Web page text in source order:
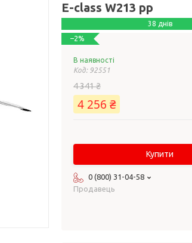
E-сlass W213 рр
38 днів
–2%
В наявності
Код: 92551
4 341 ₴
4 256 ₴
Купити
0 (800) 31-04-58
Продавець